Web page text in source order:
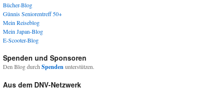
Bücher-Blog
Günnis Seniorentreff 50+
Mein Reiseblog
Mein Japan-Blog
E-Scooter-Blog
Spenden und Sponsoren
Den Blog durch Spendenunterstützen.
Aus dem DNV-Netzwerk